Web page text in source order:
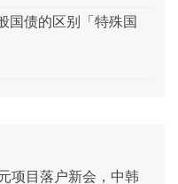
国债的区别「特殊国
项目落户新会，中韩